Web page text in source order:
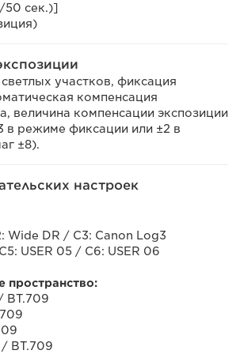
50 сек.)]
участков, фиксация
компенсация
величина компенсации экспозиции
в режиме фиксации или ±2 в
±8).
настроек
Wide DR / C3: Canon Log3
USER 05 / C6: USER 06
пространство:
BT.709
BT.709